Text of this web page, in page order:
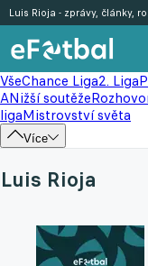
VšeChance Liga2. Liga
ANižší soutěže
ligaMistrovství světa
Více
Luis Rioja - zprávy, články,
Luis Rioja